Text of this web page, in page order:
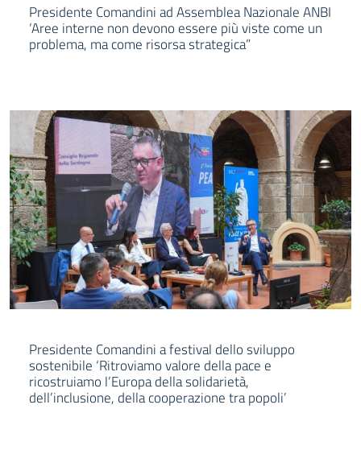
Presidente Comandini ad Assemblea Nazionale ANBI
‘Aree interne non devono essere più viste come un
problema, ma come risorsa strategica”
Presidente Comandini a festival dello sviluppo
sostenibile ‘Ritroviamo valore della pace e
ricostruiamo l’Europa della solidarietà,
dell’inclusione, della cooperazione tra popoli’